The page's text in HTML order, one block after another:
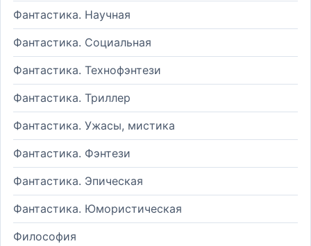
Фантастика. Научная
Фантастика. Социальная
Фантастика. Технофэнтези
Фантастика. Триллер
Фантастика. Ужасы, мистика
Фантастика. Фэнтези
Фантастика. Эпическая
Фантастика. Юмористическая
Философия